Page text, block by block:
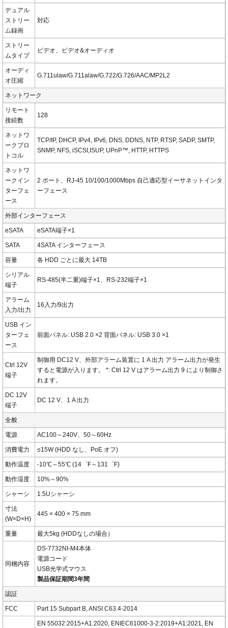
デュアル
ストリー
ム録画
対応
ストリー
ムタイプ
ビデオ、ビデオ&オーディオ
オーディ
オ圧縮
G.711ulaw/G.711alaw/G.722/G.726/AAC/MP2L2
ネットワーク
リモート
接続数
128
ネットワ
ークプロ
トコル
TCP/IP, DHCP, IPv4, IPv6, DNS, DDNS, NTP, RTSP, SADP, SMTP,
SNMP, NFS, iSCSI,ISUP, UPnP™, HTTP, HTTPS
ネットワ
ークイン
ターフェ
ース
2 ポート、RJ-45 10/100/1000Mbps 自己適応型イーサネットインタ
ーフェース
外部インターフェース
eSATA eSATA端子×1
SATA 4SATA インターフェース
容量 各 HDD ごとに最大 14TB
シリアル
端子
RS-485(半二重)端子×1、RS-232端子×1
アラーム
入力/出力
16入力/9出力
USB イン
ターフェ
ース
前面パネル: USB 2.0 ×2 背面パネル: USB 3.0 ×1
Ctrl 12V
端子
制御用 DC12 V、外部アラーム装置に 1 A 出力 アラーム出力が発生
すると電源が入ります。 *: Ctrl 12 V はアラーム出力 9 により制御さ
れます。
DC 12V
端子
DC 12 V、1 A 出力
全般
電源 AC100～240V、50～60Hz
消費電力 ≤15W (HDD なし、PoE オフ)
動作温度 -10℃～55℃ (14゜F～131゜F)
動作湿度 10%～90%
シャーシ 1.5Uシャーシ
寸法
(W×D×H)
445 × 400 × 75 mm
重量 最大5kg (HDDなしの場合）
同梱内容
DS-7732NI-M4本体
電源コード
USB光学式マウス
製品保証期間3年間
認証
FCC Part 15 Subpart B, ANSI C63.4-2014
EN 55032:2015+A1:2020, ENIEC61000-3-2:2019+A1:2021, EN